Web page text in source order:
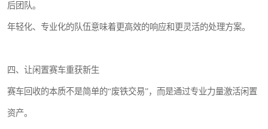
后团队。
年轻化、专业化的队伍意味着更高效的响应和更灵活的处理方案。
四、让闲置赛车重获新生
赛车回收的本质不是简单的“废铁交易”，而是通过专业力量激活闲置
资产。